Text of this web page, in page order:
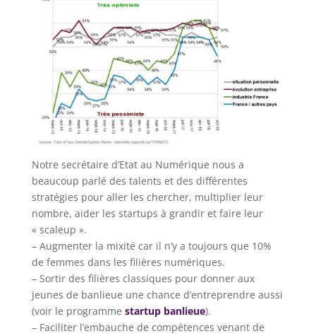
Notre secrétaire d’Etat au Numérique nous a
beaucoup parlé des talents et des différentes
stratégies pour aller les chercher, multiplier leur
nombre, aider les startups à grandir et faire leur
« scaleup ».
– Augmenter la mixité car il n’y a toujours que 10%
de femmes dans les filières numériques.
– Sortir des filières classiques pour donner aux
jeunes de banlieue une chance d’entreprendre aussi
(voir le programme startup banlieue).
– Faciliter l’embauche de compétences venant de